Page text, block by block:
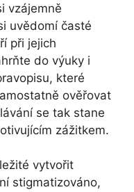
vzájemně
uvědomí časté
při jejich
do výuky i
které
ověřovat
se tak stane
zážitkem.
vytvořit
stigmatizováno,